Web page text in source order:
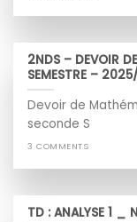
2NDS – DEVOIR
SEMESTRE –
Devoir de
seconde S
3 COMMENTS
TD : ANALYSE 1 _